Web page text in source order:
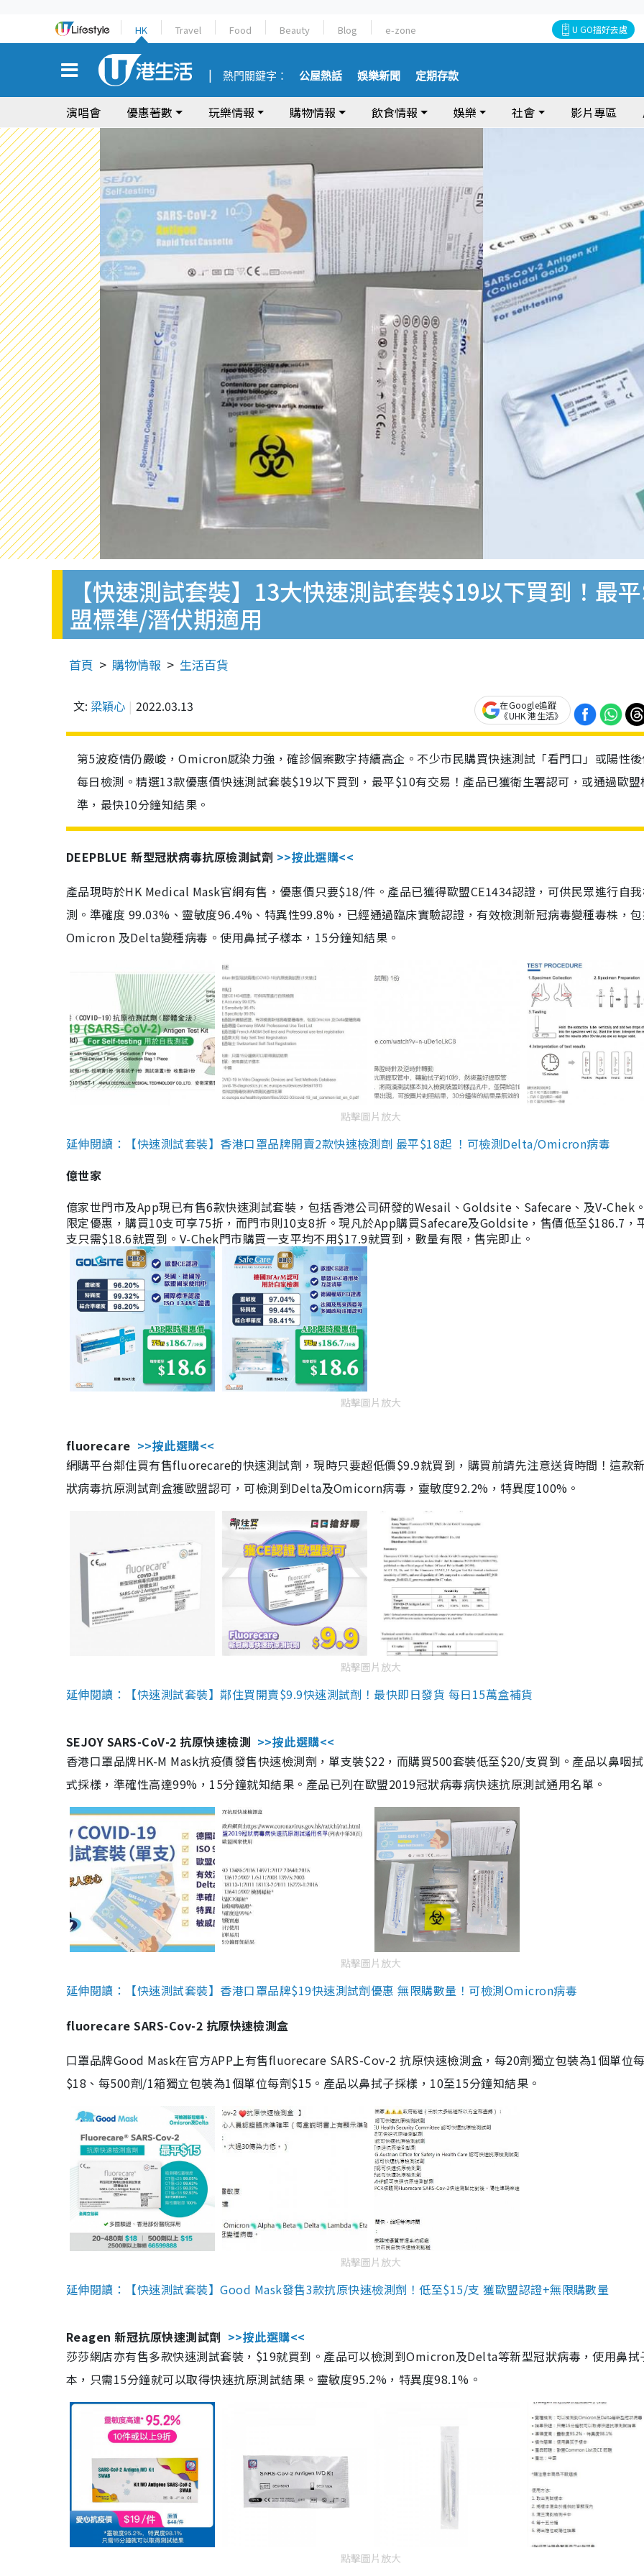
HK Travel Food Beauty Blog e-zone U GO搵好去處
熱門關鍵字： 公屋熱話 娛樂新聞 定期存款
演唱會 優惠著數 玩樂情報 購物情報 飲食情報 娛樂 社會 影片專區
【快速測試套裝】13大快速測試套裝$19以下買到！最
盟標準/潛伏期適用
首頁 購物情報 生活百貨
文: 梁穎心 2022.03.13
在Google追蹤
《UHK 港生活》
第5波疫情仍嚴峻，Omicron感染力強，確診個案數字持續高企。不少市民購買快速測試「看門口」或陽性
每日檢測。精選13款優惠價快速測試套裝$19以下買到，最平$10有交易！產品已獲衛生署認可，或通過歐盟
準，最快10分鐘知結果。
DEEPBLUE 新型冠狀病毒抗原檢測試劑 >>按此選購<<
產品現時於HK Medical Mask官網有售，優惠價只要$18/件。產品已獲得歐盟CE1434認證，可供民眾進行自
測。準確度 99.03%、靈敏度96.4%、特異性99.8%，已經通過臨床實驗認證，有效檢測新冠病毒變種毒株，
Omicron 及Delta變種病毒。使用鼻拭子樣本，15分鐘知結果。
點擊圖片放大
延伸閱讀：【快速測試套裝】香港口罩品牌開賣2款快速檢測劑 最平$18起 ！可檢測Delta/Omicron病毒
億世家
億家世門市及App現已有售6款快速測試套裝，包括香港公司研發的Wesail、Goldsite、Safecare、及V-Chek
限定優惠，購買10支可享75折，而門市則10支8折。現凡於App購買Safecare及Goldsite，售價低至$186.7，
支只需$18.6就買到。V-Chek門市購買一支平均不用$17.9就買到，數量有限，售完即止。
點擊圖片放大
fluorecare >>按此選購<<
網購平台鄰住買有售fluorecare的快速測試劑，現時只要超低價$9.9就買到，購買前請先注意送貨時間！這款
狀病毒抗原測試劑盒獲歐盟認可，可檢測到Delta及Omicorn病毒，靈敏度92.2%，特異度100%。
點擊圖片放大
延伸閱讀：【快速測試套裝】鄰住買開賣$9.9快速測試劑！最快即日發貨 每日15萬盒補貨
SEJOY SARS-CoV-2 抗原快速檢測 >>按此選購<<
香港口罩品牌HK-M Mask抗疫價發售快速檢測劑，單支裝$22，而購買500套裝低至$20/支買到。產品以鼻咽
式採樣，準確性高達99%，15分鐘就知結果。產品已列在歐盟2019冠狀病毒病快速抗原測試通用名單。
點擊圖片放大
延伸閱讀：【快速測試套裝】香港口罩品牌$19快速測試劑優惠 無限購數量！可檢測Omicron病毒
fluorecare SARS-Cov-2 抗原快速檢測盒
口罩品牌Good Mask在官方APP上有售fluorecare SARS-Cov-2 抗原快速檢測盒，每20劑獨立包裝為1個單位
$18、每500劑/1箱獨立包裝為1個單位每劑$15。產品以鼻拭子採樣，10至15分鐘知結果。
點擊圖片放大
延伸閱讀：【快速測試套裝】Good Mask發售3款抗原快速檢測劑！低至$15/支 獲歐盟認證+無限購數量
Reagen 新冠抗原快速測試劑 >>按此選購<<
莎莎網店亦有售多款快速測試套裝，$19就買到。產品可以檢測到Omicron及Delta等新型冠狀病毒，使用鼻拭
本，只需15分鐘就可以取得快速抗原測試結果。靈敏度95.2%，特異度98.1%。
點擊圖片放大